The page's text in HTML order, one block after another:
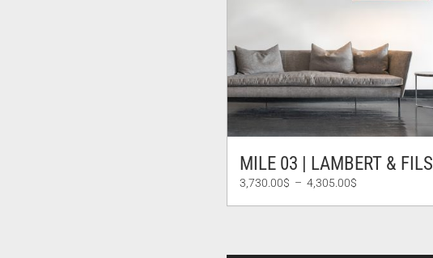
MILE 03 | LAMBERT & FILS
3,730.00$ – 4,305.00$